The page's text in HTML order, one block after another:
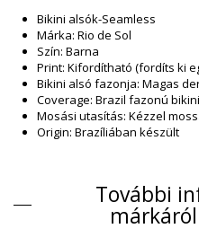
Bikini alsók-Seamless
Márka: Rio de Sol
Szín: Barna
Print: Kifordítható (fordíts ki
Bikini alsó fazonja: Magas
Coverage: Brazil fazonú
Mosási utasítás: Kézzel
Origin: Brazíliában készült
Kompozíció: 84% Polyamide,
Chlorine Resistant
További
márkáról